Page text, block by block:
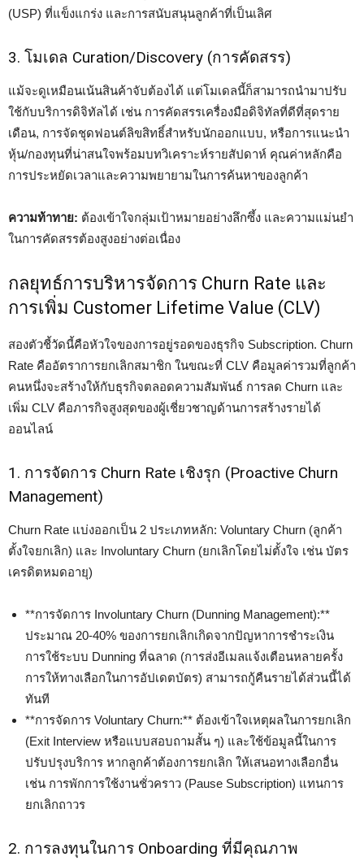
(USP) ที่แข็งแกร่ง และการสนับสนุนลูกค้าที่เป็นเลิศ
3. โมเดล Curation/Discovery (การคัดสรร)
แม้จะดูเหมือนเน้นสินค้าจับต้องได้ แต่โมเดลนี้ก็สามารถนำมาปรับ
ใช้กับบริการดิจิทัลได้ เช่น การคัดสรรเครื่องมือดิจิทัลที่ดีที่สุดราย
เดือน, การจัดชุดฟอนต์ลิขสิทธิ์สำหรับนักออกแบบ, หรือการแนะนำ
หุ้น/กองทุนที่น่าสนใจพร้อมบทวิเคราะห์รายสัปดาห์ คุณค่าหลักคือ
การประหยัดเวลาและความพยายามในการค้นหาของลูกค้า
ความท้าทาย: ต้องเข้าใจกลุ่มเป้าหมายอย่างลึกซึ้ง และความแม่นยำ
ในการคัดสรรต้องสูงอย่างต่อเนื่อง
กลยุทธ์การบริหารจัดการ Churn Rate และ
การเพิ่ม Customer Lifetime Value (CLV)
สองตัวชี้วัดนี้คือหัวใจของการอยู่รอดของธุรกิจ Subscription. Churn
Rate คืออัตราการยกเลิกสมาชิก ในขณะที่ CLV คือมูลค่ารวมที่ลูกค้า
คนหนึ่งจะสร้างให้กับธุรกิจตลอดความสัมพันธ์ การลด Churn และ
เพิ่ม CLV คือภารกิจสูงสุดของผู้เชี่ยวชาญด้านการสร้างรายได้
ออนไลน์
1. การจัดการ Churn Rate เชิงรุก (Proactive Churn
Management)
Churn Rate แบ่งออกเป็น 2 ประเภทหลัก: Voluntary Churn (ลูกค้า
ตั้งใจยกเลิก) และ Involuntary Churn (ยกเลิกโดยไม่ตั้งใจ เช่น บัตร
เครดิตหมดอายุ)
**การจัดการ Involuntary Churn (Dunning Management):**
ประมาณ 20-40% ของการยกเลิกเกิดจากปัญหาการชำระเงิน
การใช้ระบบ Dunning ที่ฉลาด (การส่งอีเมลแจ้งเตือนหลายครั้ง
การให้ทางเลือกในการอัปเดตบัตร) สามารถกู้คืนรายได้ส่วนนี้ได้
ทันที
**การจัดการ Voluntary Churn:** ต้องเข้าใจเหตุผลในการยกเลิก
(Exit Interview หรือแบบสอบถามสั้น ๆ) และใช้ข้อมูลนี้ในการ
ปรับปรุงบริการ หากลูกค้าต้องการยกเลิก ให้เสนอทางเลือกอื่น
เช่น การพักการใช้งานชั่วคราว (Pause Subscription) แทนการ
ยกเลิกถาวร
2. การลงทุนในการ Onboarding ที่มีคุณภาพ